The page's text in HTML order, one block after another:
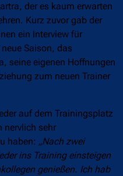
der es kaum erwarten
Kurz zuvor gab der
ein Interview für
Saison, das
seine eigenen Hoffnungen
zum neuen Trainer
auf dem Trainingsplatz
nervlich sehr
haben: „Nach zwei
ins Training einsteigen
genießen. Ich hab